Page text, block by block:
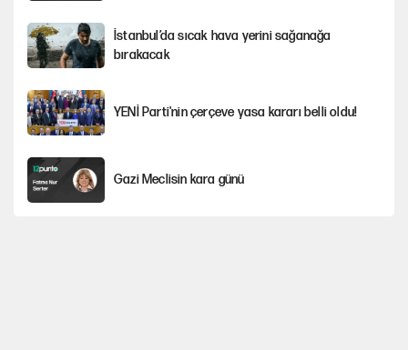
İstanbul’da sıcak hava yerini sağanağa
bırakacak
YENİ Parti'nin çerçeve yasa kararı belli oldu!
Gazi Meclisin kara günü